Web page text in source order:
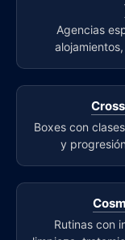
Agencias
Boxes con
y
Rutinas con